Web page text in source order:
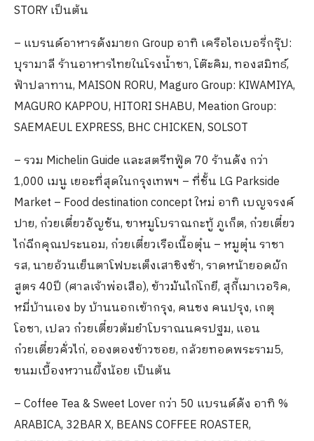
STORY เป็นต้น
– แบรนด์อาหารดังมายก Group อาทิ เครือไอเบอรี่กรุ๊ป:
บุรามาลี ร้านอาหารไทยในโรงน้ำชา, โต๊ะคิม, ทองสมิทธ์,
ฟ้าปลาทาน, MAISON RORU, Maguro Group: KIWAMIYA,
MAGURO KAPPOU, HITORI SHABU, Meation Group:
SAEMAEUL EXPRESS, BHC CHICKEN, SOLSOT
– รวม Michelin Guide และสตรีทฟู้ด 70 ร้านดัง กว่า
1,000 เมนู เยอะที่สุดในกรุงเทพฯ – ที่ชั้น LG Parkside
Market – Food destination concept ใหม่ อาทิ เบญจรงค์
ปาย, ก๋วยเตี๋ยวอัญชัน, ขาหมูโบราณกะทู้ ภูเก็ต, ก๋วยเตี๋ยว
ไก่ฉีกคุณประนอม, ก๋วยเตี๋ยวเรือเนื้อตุ๋น – หมูตุ๋น ราชา
รส, นายอ้วนเย็นตาโฟบะเต็งเสาชิงช้า, ราดหน้ายอดผัก
สูตร 40ปี (ศาลเจ้าพ่อเสือ), ข้าวมันไก่โกยี, สุกี้เมาเวอริค,
หมี่บ้านเอง by บ้านนอกเข้ากรุง, คนชง คนปรุง, เกตุ
โอชา, เปลว ก๋วยเตี๋ยวต้มยำโบราณนครปฐม, แอน
ก๋วยเตี๋ยวคั่วไก่, อองตองข้าวซอย, กล้วยทอดพระราม5,
ขนมเบื้องหวานผึ้งน้อย เป็นต้น
– Coffee Tea & Sweet Lover กว่า 50 แบรนด์ดัง อาทิ %
ARABICA, 32BAR X, BEANS COFFEE ROASTER,